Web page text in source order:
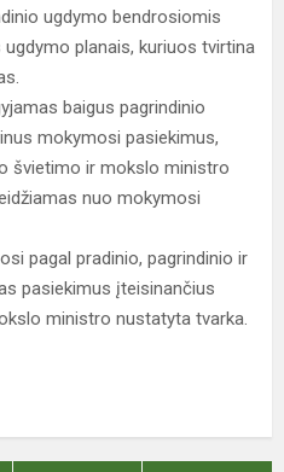
ugdymo bendrosiomis
planais, kuriuos tvirtina
baigus pagrindinio
mokymosi pasiekimus,
švietimo ir mokslo ministro
nuo mokymosi
pagal pradinio, pagrindinio ir
pasiekimus įteisinančius
ministro nustatyta tvarka.